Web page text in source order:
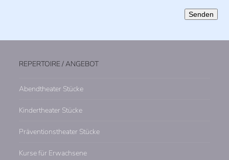
REPERTOIRE / ANGEBOT
Abendtheater Stücke
Kindertheater Stücke
Präventionstheater Stücke
Kurse für Erwachsene